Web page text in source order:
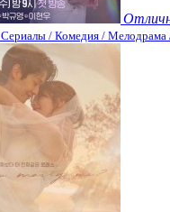
Сериалы / Комедия / Мелодрама